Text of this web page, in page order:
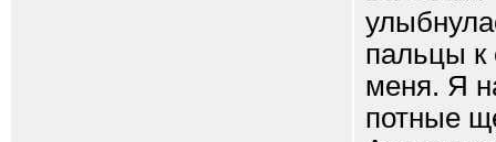
пальцы к
меня. Я
потные